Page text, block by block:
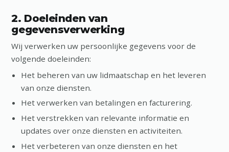
2. Doeleinden van
gegevensverwerking
Wij verwerken uw persoonlijke gegevens voor de
volgende doeleinden:
Het beheren van uw lidmaatschap en het leveren
van onze diensten.
Het verwerken van betalingen en facturering.
Het verstrekken van relevante informatie en
updates over onze diensten en activiteiten.
Het verbeteren van onze diensten en het